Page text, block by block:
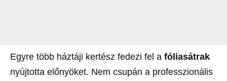
Egyre több háztáji kertész fedezi fel a fóliasátrak
nyújtotta előnyöket. Nem csupán a professzionális